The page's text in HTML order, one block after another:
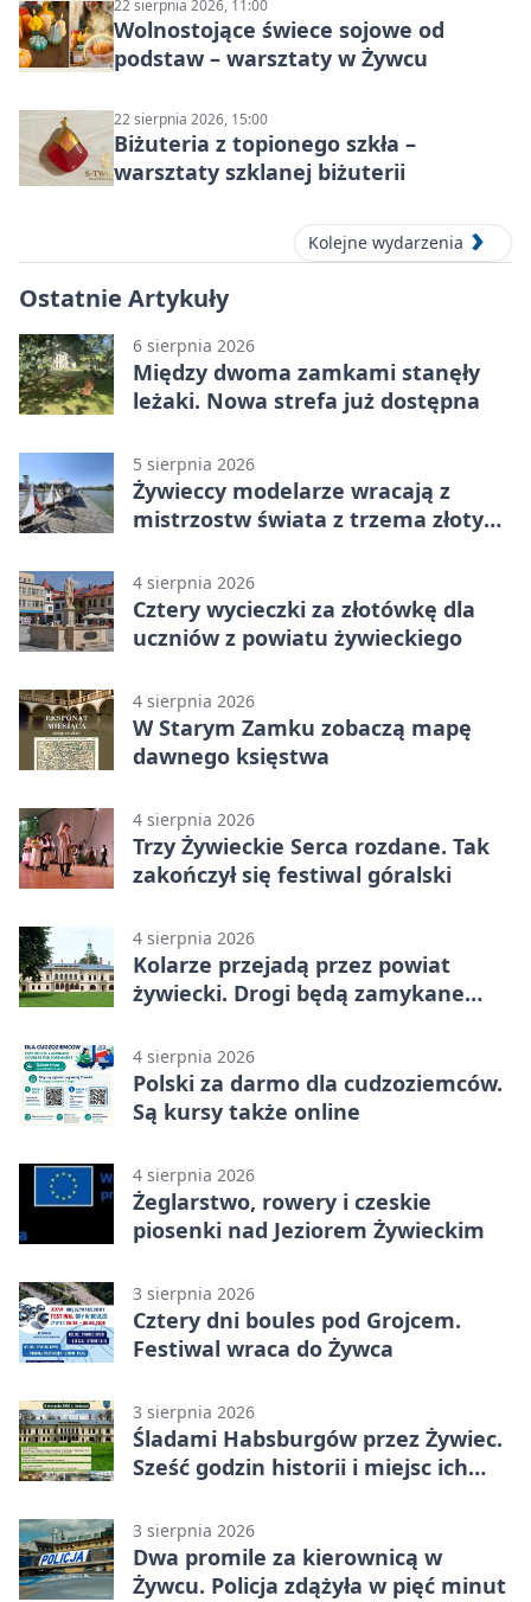
22 sierpnia 2026, 11:00
Wolnostojące świece sojowe od
podstaw – warsztaty w Żywcu
22 sierpnia 2026, 15:00
Biżuteria z topionego szkła –
warsztaty szklanej biżuterii
Kolejne wydarzenia
Ostatnie Artykuły
6 sierpnia 2026
Między dwoma zamkami stanęły
leżaki. Nowa strefa już dostępna
5 sierpnia 2026
Żywieccy modelarze wracają z
mistrzostw świata z trzema złotymi
4 sierpnia 2026
Cztery wycieczki za złotówkę dla
uczniów z powiatu żywieckiego
4 sierpnia 2026
W Starym Zamku zobaczą mapę
dawnego księstwa
4 sierpnia 2026
Trzy Żywieckie Serca rozdane. Tak
zakończył się festiwal góralski
4 sierpnia 2026
Kolarze przejadą przez powiat
żywiecki. Drogi będą zamykane
4 sierpnia 2026
Polski za darmo dla cudzoziemców.
Są kursy także online
4 sierpnia 2026
Żeglarstwo, rowery i czeskie
piosenki nad Jeziorem Żywieckim
3 sierpnia 2026
Cztery dni boules pod Grojcem.
Festiwal wraca do Żywca
3 sierpnia 2026
Śladami Habsburgów przez Żywiec.
Sześć godzin historii i miejsc ich
3 sierpnia 2026
Dwa promile za kierownicą w
Żywcu. Policja zdążyła w pięć minut